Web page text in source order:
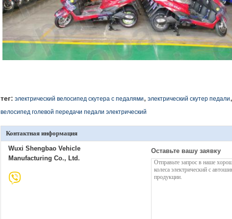
тег: электрический велосипед скутера с педалями, электрический скутер педали,
велосипед голевой передачи педали электрический
Контактная информация
Wuxi Shengbao Vehicle
Manufacturing Co., Ltd.
Оставьте вашу заявку